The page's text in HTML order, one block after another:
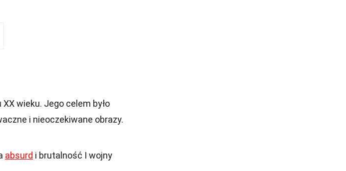
wieku. Jego celem było
i nieoczekiwane obrazy.
absurd i brutalność I wojny